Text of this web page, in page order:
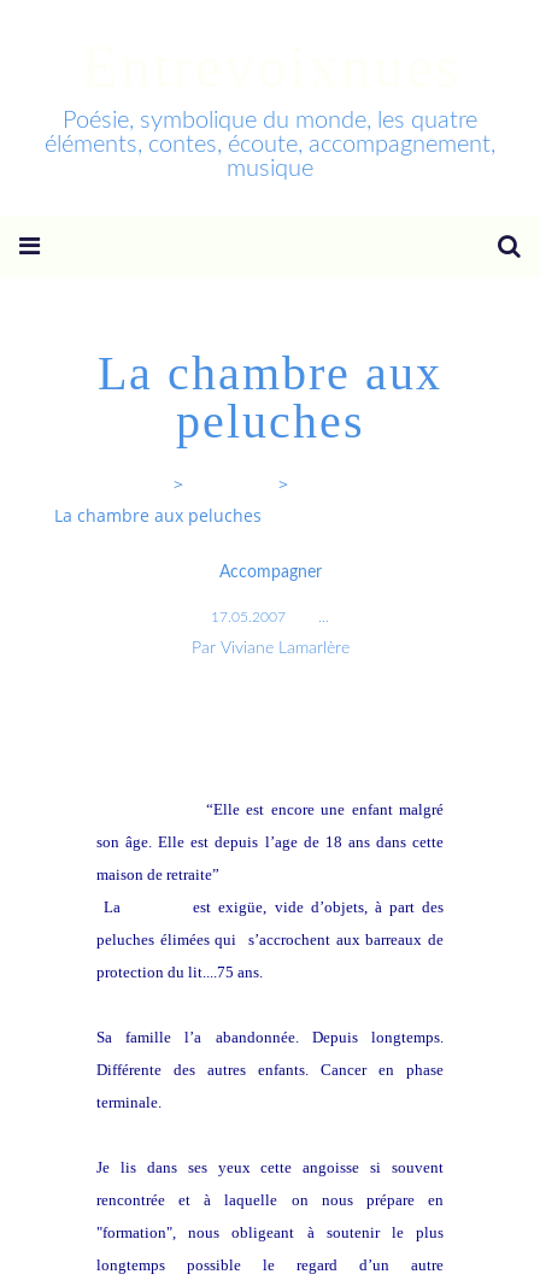
Poésie, symbolique du monde, les quatre
éléments, contes, écoute, accompagnement,
musique
La chambre aux
peluches
>
>
La chambre aux peluches
Accompagner
17.05.2007
Par Viviane Lamarlère
“Elle est encore une enfant malgré
son âge. Elle est depuis l’age de 18 ans dans cette
maison de retraite”
La
est exigüe, vide d’objets, à part des
peluches élimées qui s’accrochent aux barreaux de
protection du lit....75 ans.
Sa famille l’a abandonnée. Depuis longtemps.
Différente des autres enfants. Cancer en phase
terminale.
Je lis dans ses yeux cette angoisse si souvent
rencontrée et à laquelle on nous prépare en
"formation", nous obligeant à soutenir le plus
longtemps possible le regard d’un autre